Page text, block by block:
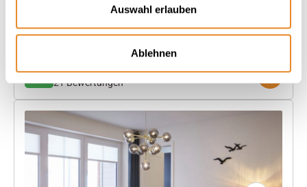
Auswahl erlauben
Ablehnen
2 Schlafzimmer 60 m²
4.8 Herausragend
21 Bewertungen